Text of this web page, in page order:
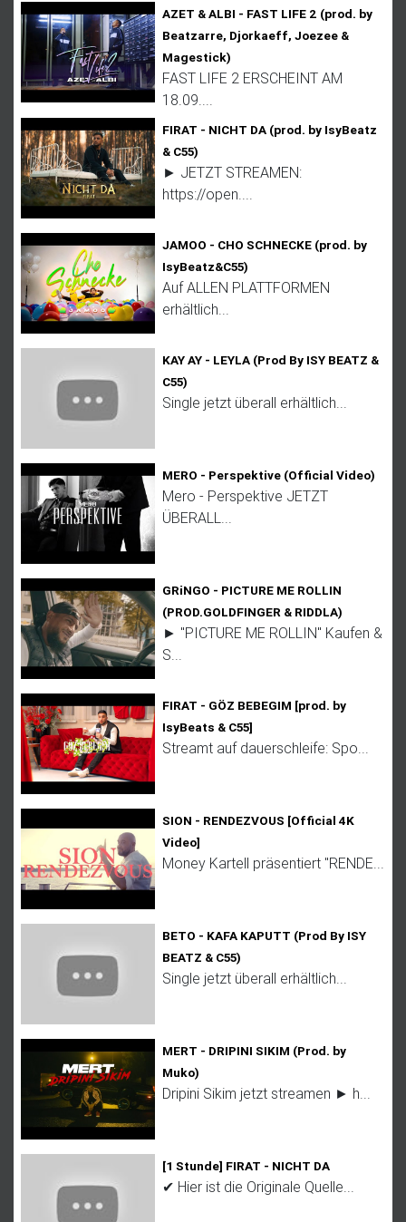
AZET & ALBI - FAST LIFE 2 (prod. by
Beatzarre, Djorkaeff, Joezee &
Magestick)
FAST LIFE 2 ERSCHEINT AM
18.09....
FIRAT - NICHT DA (prod. by IsyBeatz
& C55)
► JETZT STREAMEN:
https://open....
JAMOO - CHO SCHNECKE (prod. by
IsyBeatz&C55)
Auf ALLEN PLATTFORMEN
erhältlich...
KAY AY - LEYLA (Prod By ISY BEATZ &
C55)
Single jetzt überall erhältlich...
MERO - Perspektive (Official Video)
Mero - Perspektive JETZT
ÜBERALL...
GRiNGO - PICTURE ME ROLLIN
(PROD.GOLDFINGER & RIDDLA)
► "PICTURE ME ROLLIN" Kaufen &
S...
FIRAT - GÖZ BEBEGIM [prod. by
IsyBeats & C55]
Streamt auf dauerschleife: Spo...
SION - RENDEZVOUS [Official 4K
Video]
Money Kartell präsentiert "RENDE...
BETO - KAFA KAPUTT (Prod By ISY
BEATZ & C55)
Single jetzt überall erhältlich...
MERT - DRIPINI SIKIM (Prod. by
Muko)
Dripini Sikim jetzt streamen ► h...
[1 Stunde] FIRAT - NICHT DA
✔ Hier ist die Originale Quelle...